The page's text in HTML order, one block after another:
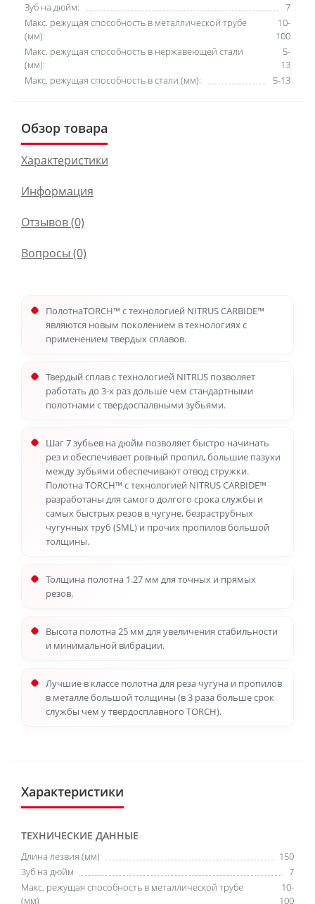
Зуб на дюйм:
7
Макс. режущая способность в металлической трубе
(мм):
10-
100
Макс. режущая способность в нержавеющей стали
(мм):
5-
13
Макс. режущая способность в стали (мм):
5-13
Обзор товара
Характеристики
Информация
Отзывов (0)
Вопросы (0)
ПолотнаTORCH™ с технологией NITRUS CARBIDE™
являются новым поколением в технологиях с
применением твердых сплавов.
Твердый сплав с технологией NITRUS позволяет
работать до 3-х раз дольше чем стандартными
полотнами с твердоспалвными зубьями.
Шаг 7 зубьев на дюйм позволяет быстро начинать
рез и обеспечивает ровный пропил, большие пазухи
между зубьями обеспечивают отвод стружки.
Полотна TORCH™ с технологией NITRUS CARBIDE™
разработаны для самого долгого срока службы и
самых быстрых резов в чугуне, безраструбных
чугунных труб (SML) и прочих пропилов большой
толщины.
Толщина полотна 1.27 мм для точных и прямых
резов.
Высота полотна 25 мм для увеличения стабильности
и минимальной вибрации.
Лучшие в классе полотна для реза чугуна и пропилов
в металле большой толщины (в 3 раза больше срок
службы чем у твердосплавного TORCH).
Характеристики
ТЕХНИЧЕСКИЕ ДАННЫЕ
Длина лезвия (мм)
150
Зуб на дюйм
7
Макс. режущая способность в металлической трубе
(мм)
10-
100